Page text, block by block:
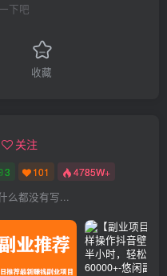
下吧
收藏
关注
3 101 4785W+
么都没有写...